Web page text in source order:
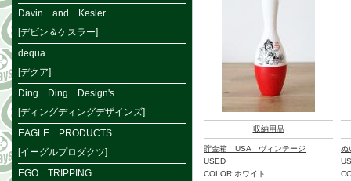
収納用品
貯金箱 USA ヴィンテージ
USED
COLOR:ホワイト
ぬ
Davin and Kesler
[デビン＆ケスラー]
dequa
[デクア]
Ding Ding Design's
[ディングディングデザインズ]
EAGLE PRODUCTS
[イーグルプロダクツ]
EGO TRIPPING